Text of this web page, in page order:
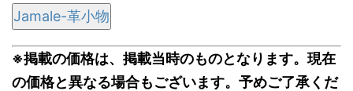
Jamale-革小物
※掲載の価格は、掲載当時のものとなります。現在
の価格と異なる場合もございます。予めご了承くだ